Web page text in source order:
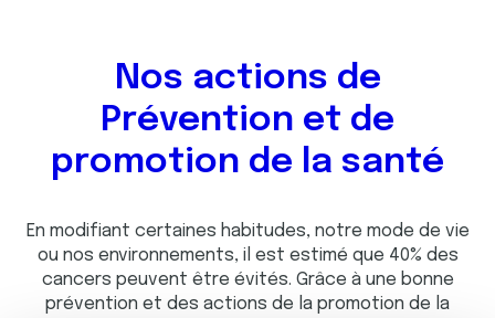
Nos actions de
Prévention et de
promotion de la santé
En modifiant certaines habitudes, notre mode de vie
ou nos environnements, il est estimé que 40% des
cancers peuvent être évités. Grâce à une bonne
prévention et des actions de la promotion de la